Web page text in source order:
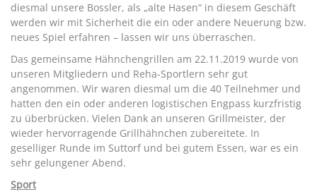
diesmal unsere Bossler, als „alte Hasen“ in diesem Geschäft
werden wir mit Sicherheit die ein oder andere Neuerung bzw.
neues Spiel erfahren – lassen wir uns überraschen.
Das gemeinsame Hähnchengrillen am 22.11.2019 wurde von
unseren Mitgliedern und Reha-Sportlern sehr gut
angenommen. Wir waren diesmal um die 40 Teilnehmer und
hatten den ein oder anderen logistischen Engpass kurzfristig
zu überbrücken. Vielen Dank an unseren Grillmeister, der
wieder hervorragende Grillhähnchen zubereitete. In
geselliger Runde im Suttorf und bei gutem Essen, war es ein
sehr gelungener Abend.
Sport